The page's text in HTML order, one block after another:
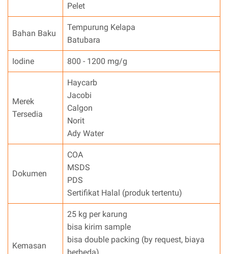
Pelet
Bahan Baku
Tempurung Kelapa
Batubara
Iodine 800 - 1200 mg/g
Merek
Tersedia
Haycarb
Jacobi
Calgon
Norit
Ady Water
Dokumen
COA
MSDS
PDS
Sertifikat Halal (produk tertentu)
Kemasan
25 kg per karung
bisa kirim sample
bisa double packing (by request, biaya
berbeda)